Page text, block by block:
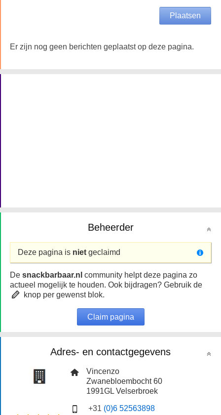
Er zijn nog geen berichten geplaatst op deze pagina.
Beheerder
Deze pagina is niet geclaimd
De snackbarbaar.nl community helpt deze pagina zo
actueel mogelijk te houden. Ook bijdragen? Gebruik de
knop per gewenst blok.
Claim pagina
Adres- en contactgegevens
Vincenzo
Zwanebloembocht 60
1991GLVelserbroek
+31 (0)6 52563898